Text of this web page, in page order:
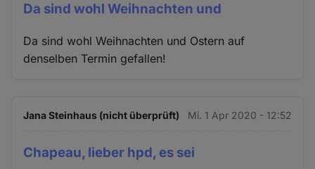
Da sind wohl Weihnachten und
Da sind wohl Weihnachten und Ostern auf
denselben Termin gefallen!
Jana Steinhaus (nicht überprüft) Mi. 1 Apr 2020 - 12:52
Chapeau, lieber hpd, es sei